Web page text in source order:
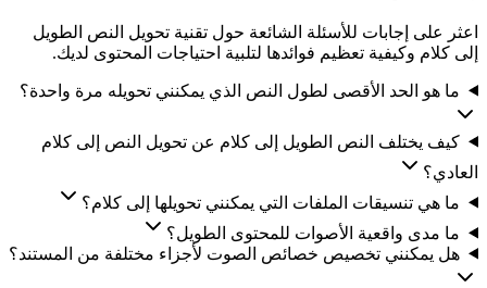
اعثر على إجابات للأسئلة الشائعة حول تقنية تحويل النص الطويل
إلى كلام وكيفية تعظيم فوائدها لتلبية احتياجات المحتوى لديك.
ما هو الحد الأقصى لطول النص الذي يمكنني تحويله مرة واحدة؟
كيف يختلف النص الطويل إلى كلام عن تحويل النص إلى كلام
العادي؟
ما هي تنسيقات الملفات التي يمكنني تحويلها إلى كلام؟
ما مدى واقعية الأصوات للمحتوى الطويل؟
هل يمكنني تخصيص خصائص الصوت لأجزاء مختلفة من المستند؟